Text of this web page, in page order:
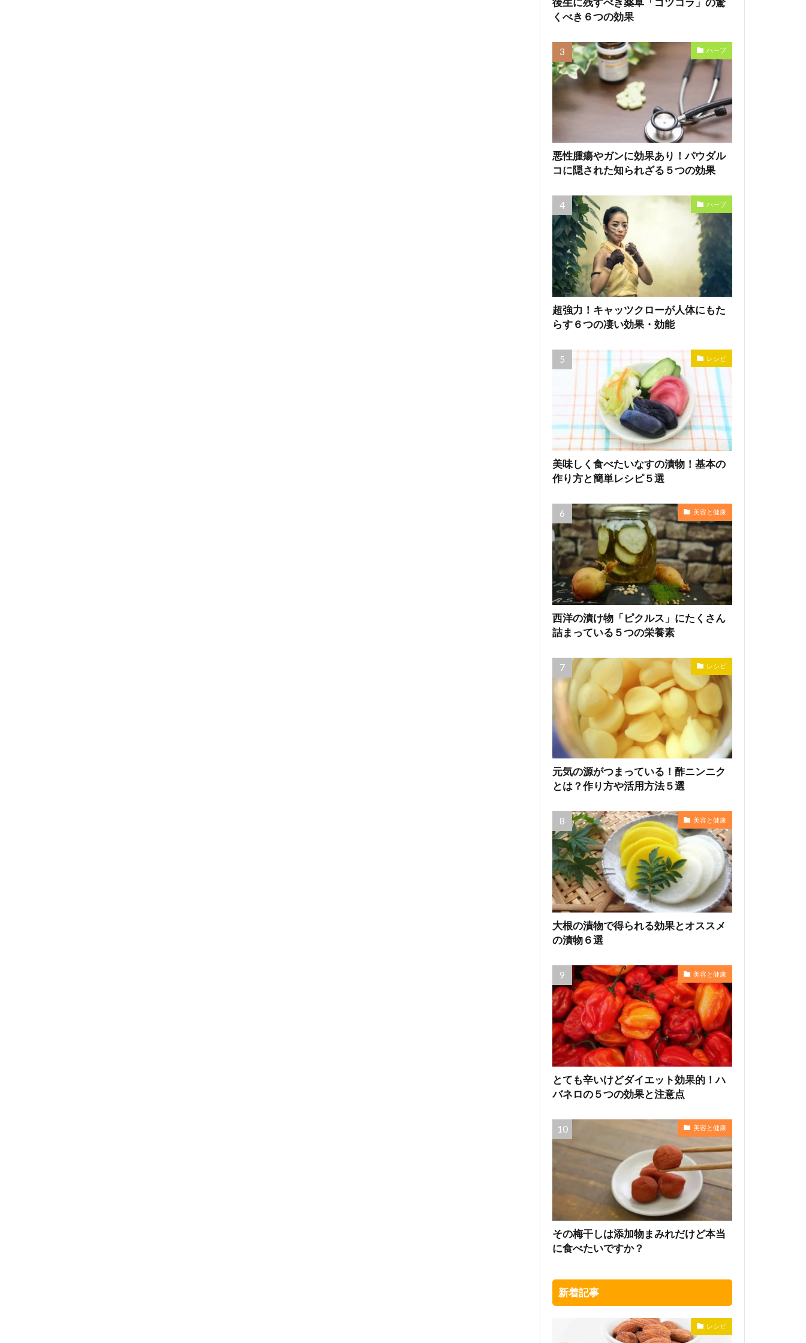
くべき６つの効果
ハーブ
悪性腫瘍やガンに効果あり！パウダル
コに隠された知られざる５つの効果
ハーブ
超強力！キャッツクローが人体にもた
らす６つの凄い効果・効能
レシピ
美味しく食べたいなすの漬物！基本の
作り方と簡単レシピ５選
美容と健康
西洋の漬け物「ピクルス」にたくさん
詰まっている５つの栄養素
レシピ
元気の源がつまっている！酢ニンニク
とは？作り方や活用方法５選
美容と健康
大根の漬物で得られる効果とオススメ
の漬物６選
美容と健康
とても辛いけどダイエット効果的！ハ
バネロの５つの効果と注意点
美容と健康
その梅干しは添加物まみれだけど本当
に食べたいですか？
新着記事
レシピ